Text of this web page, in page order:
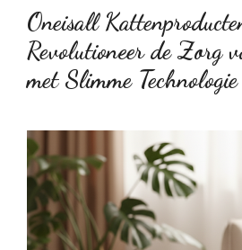
Oneisall
Revolutioneer de Zorg
met Slimme Technologie